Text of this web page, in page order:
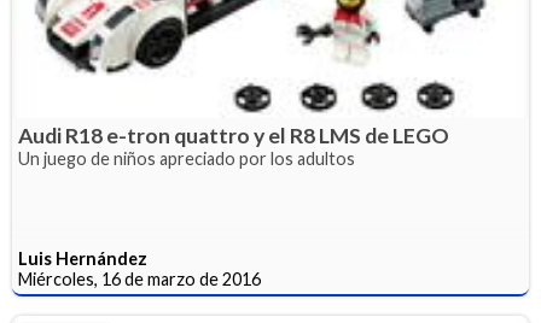
Audi R18 e-tron quattro y el R8 LMS de LEGO
Un juego de niños apreciado por los adultos
Luis Hernández
Miércoles, 16 de marzo de 2016